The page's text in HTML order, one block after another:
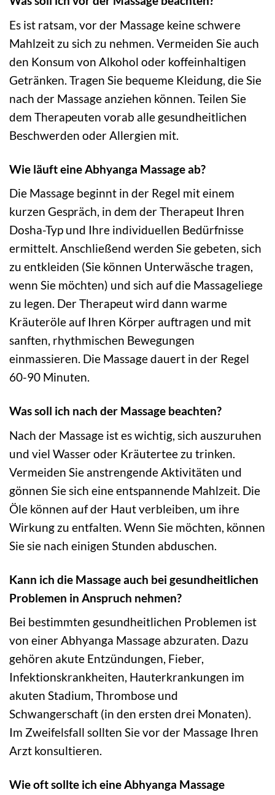
Es ist ratsam, vor der Massage keine schwere
Mahlzeit zu sich zu nehmen. Vermeiden Sie auch
den Konsum von Alkohol oder koffeinhaltigen
Getränken. Tragen Sie bequeme Kleidung, die Sie
nach der Massage anziehen können. Teilen Sie
dem Therapeuten vorab alle gesundheitlichen
Beschwerden oder Allergien mit.
Wie läuft eine Abhyanga Massage ab?
Die Massage beginnt in der Regel mit einem
kurzen Gespräch, in dem der Therapeut Ihren
Dosha-Typ und Ihre individuellen Bedürfnisse
ermittelt. Anschließend werden Sie gebeten, sich
zu entkleiden (Sie können Unterwäsche tragen,
wenn Sie möchten) und sich auf die Massageliege
zu legen. Der Therapeut wird dann warme
Kräuteröle auf Ihren Körper auftragen und mit
sanften, rhythmischen Bewegungen
einmassieren. Die Massage dauert in der Regel
60-90 Minuten.
Was soll ich nach der Massage beachten?
Nach der Massage ist es wichtig, sich auszuruhen
und viel Wasser oder Kräutertee zu trinken.
Vermeiden Sie anstrengende Aktivitäten und
gönnen Sie sich eine entspannende Mahlzeit. Die
Öle können auf der Haut verbleiben, um ihre
Wirkung zu entfalten. Wenn Sie möchten, können
Sie sie nach einigen Stunden abduschen.
Kann ich die Massage auch bei gesundheitlichen
Problemen in Anspruch nehmen?
Bei bestimmten gesundheitlichen Problemen ist
von einer Abhyanga Massage abzuraten. Dazu
gehören akute Entzündungen, Fieber,
Infektionskrankheiten, Hauterkrankungen im
akuten Stadium, Thrombose und
Schwangerschaft (in den ersten drei Monaten).
Im Zweifelsfall sollten Sie vor der Massage Ihren
Arzt konsultieren.
Wie oft sollte ich eine Abhyanga Massage